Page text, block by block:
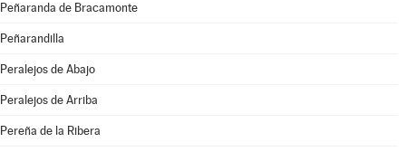
Peñaranda de Bracamonte
Peñarandilla
Peralejos de Abajo
Peralejos de Arriba
Pereña de la Ribera